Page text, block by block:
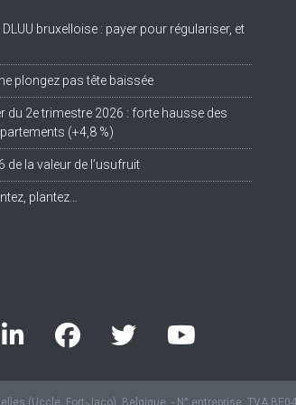
DLUU bruxelloise : payer pour régulariser, et
ne plongez pas tête baissée
du 2e trimestre 2026 : forte hausse des
(+4,8 %)
de la valeur de l’usufruit
plantez…
(Uccle, Fort-Jaco), Belgique. - N° entreprise: TVA